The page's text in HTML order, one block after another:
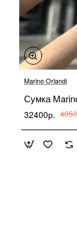
-20%
Marino Orlandi
Сумка
32400р.